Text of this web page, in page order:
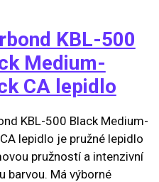
KBL-500
Medium-
CA lepidlo
KBL-500 Black Medium-
lepidlo je pružné lepidlo
pružností a intenzivní
barvou. Má výborné